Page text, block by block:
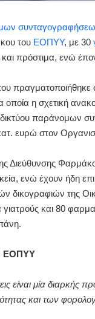
του ΕΟΠΥΥ, με 30
πρόστιμα, ενώ
πραγματοποιήθηκε
η σχετική
παράνομων
ευρώ στον
Διεύθυνσης
ενώ έχουν ήδη
δικογραφιών της
και 80
ΕΟΠΥΥ
είναι μία διαρκής
και των